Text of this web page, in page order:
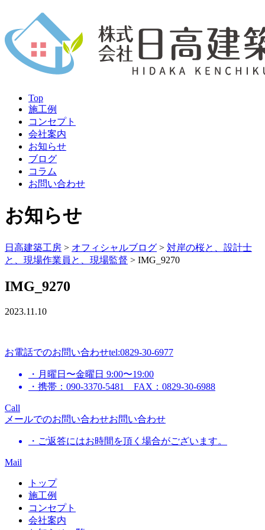
Top
施工例
コンセプト
会社案内
お知らせ
ブログ
コラム
お問い合わせ
お知らせ
日高建築工房 > オフィシャルブログ > 対岸の桜と、設計士
と、現場作業員と、現場監督 > IMG_9270
IMG_9270
2023.11.10
お電話でのお問い合わせtel:0829-30-6977
・月曜日〜金曜日 9:00〜19:00
・携帯：090-3370-5481 FAX：0829-30-6988
Call
メールでのお問い合わせお問い合わせ
・ご返答にはお時間を頂く場合がございます。
Mail
トップ
施工例
コンセプト
会社案内